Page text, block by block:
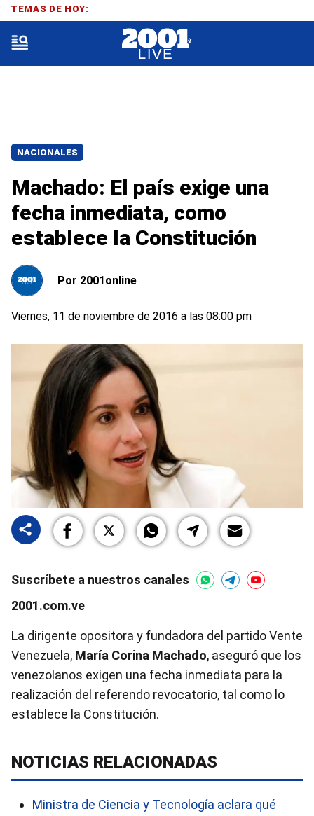
NACIONALES
Machado: El país exige una
fecha inmediata, como
establece la Constitución
Por 2001online
Viernes, 11 de noviembre de 2016 a las 08:00 pm
Suscríbete a nuestros canales
2001.com.ve
La dirigente opositora y fundadora del partido Vente
Venezuela, María Corina Machado, aseguró que los
venezolanos exigen una fecha inmediata para la
realización del referendo revocatorio, tal como lo
establece la Constitución.
NOTICIAS RELACIONADAS
Ministra de Ciencia y Tecnología aclara qué
TEMAS DE HOY: